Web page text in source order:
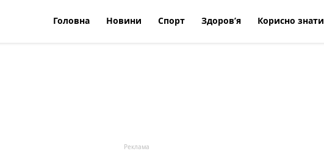
Головна Новини Спорт Здоров’я Корисно знати